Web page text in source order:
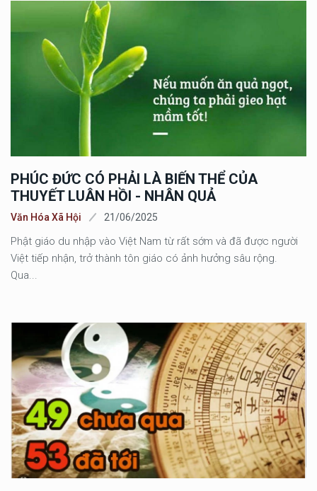
PHÚC ĐỨC CÓ PHẢI LÀ BIẾN THỂ CỦA
THUYẾT LUÂN HỒI - NHÂN QUẢ
Văn Hóa Xã Hội 21/06/2025
Phật giáo du nhập vào Việt Nam từ rất sớm và đã được người
Việt tiếp nhận, trở thành tôn giáo có ảnh hưởng sâu rộng.
Qua...